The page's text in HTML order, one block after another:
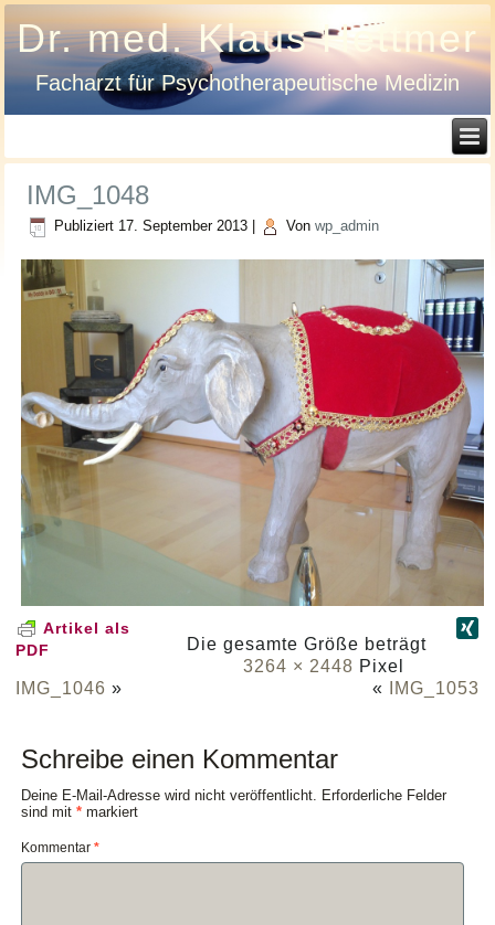
Dr. med. Klaus Hettmer
Facharzt für Psychotherapeutische Medizin
IMG_1048
Publiziert 17. September 2013 Von wp_admin
Artikel als
PDF
Die gesamte Größe beträgt
3264 × 2448 Pixel
IMG_1046 » « IMG_1053
Schreibe einen Kommentar
Deine E-Mail-Adresse wird nicht veröffentlicht. Erforderliche Felder
sind mit* markiert
Kommentar*